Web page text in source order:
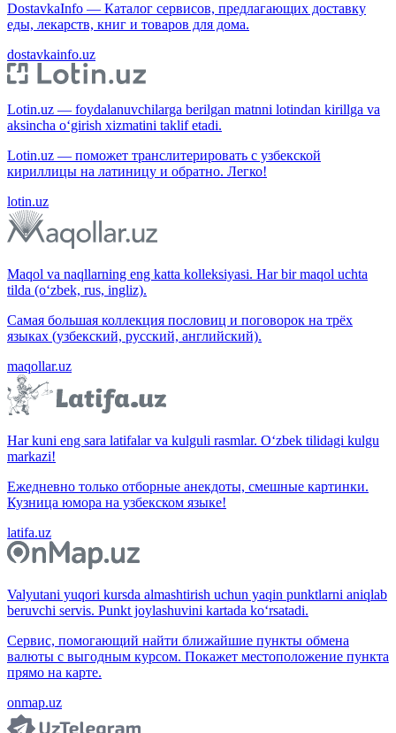
DostavkaInfo — Каталог сервисов, предлагающих доставку
еды, лекарств, книг и товаров для дома.
dostavkainfo.uz
Lotin.uz — foydalanuvchilarga berilgan matnni lotindan kirillga va
aksincha o‘girish xizmatini taklif etadi.
Lotin.uz — поможет транслитерировать с узбекской
кириллицы на латиницу и обратно. Легко!
lotin.uz
Maqol va naqllarning eng katta kolleksiyasi. Har bir maqol uchta
tilda (o‘zbek, rus, ingliz).
Самая большая коллекция пословиц и поговорок на трёх
языках (узбекский, русский, английский).
maqollar.uz
Har kuni eng sara latifalar va kulguli rasmlar. O‘zbek tilidagi kulgu
markazi!
Ежедневно только отборные анекдоты, смешные картинки.
Кузница юмора на узбекском языке!
latifa.uz
Valyutani yuqori kursda almashtirish uchun yaqin punktlarni aniqlab
beruvchi servis. Punkt joylashuvini kartada ko‘rsatadi.
Сервис, помогающий найти ближайшие пункты обмена
валюты с выгодным курсом. Покажет местоположение пункта
прямо на карте.
onmap.uz